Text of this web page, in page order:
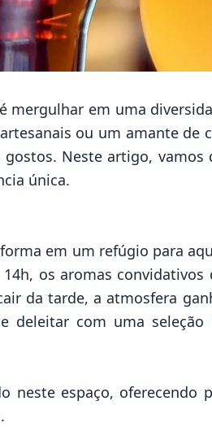
mergulhar em uma
ou um amante de
Neste artigo, vamos
única.
em um refúgio para
os aromas convidativos
da tarde, a atmosfera
deleitar com uma
neste espaço, oferecendo